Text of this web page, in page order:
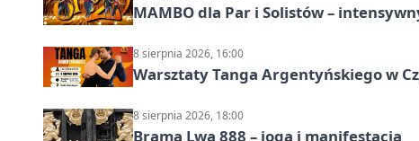
MAMBO dla Par i Solistów –
8 sierpnia 2026, 16:00
Warsztaty Tanga Argentyńskiego w
8 sierpnia 2026, 18:00
Brama Lwa 888 – joga i manifestacja